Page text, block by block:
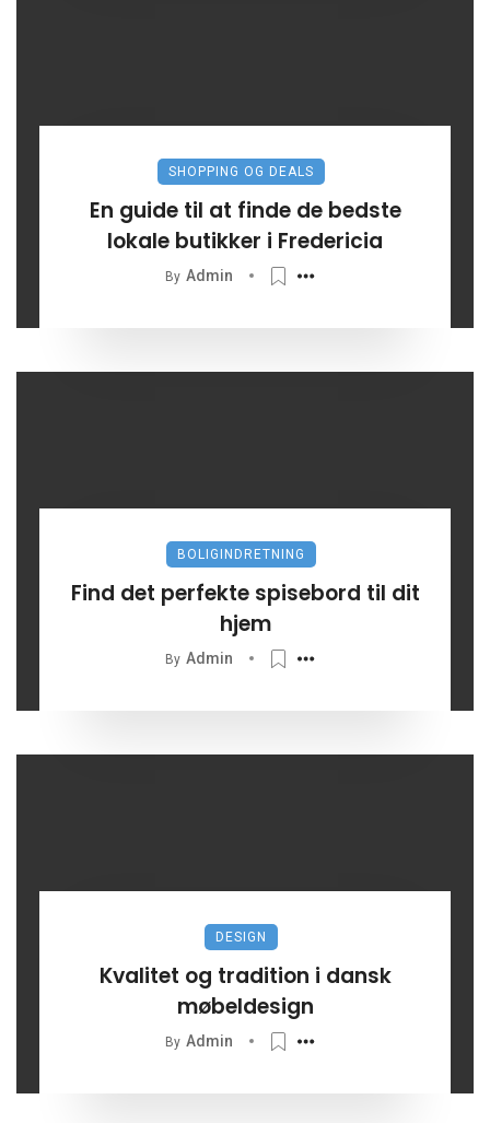
SHOPPING OG DEALS
En guide til at finde de bedste
lokale butikker i Fredericia
By Admin
BOLIGINDRETNING
Find det perfekte spisebord til dit
hjem
By Admin
DESIGN
Kvalitet og tradition i dansk
møbeldesign
By Admin